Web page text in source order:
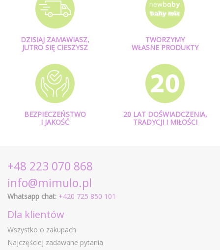
DZISIAJ ZAMAWIASZ,
JUTRO SIĘ CIESZYSZ
TWORZYMY
WŁASNE PRODUKTY
BEZPIECZEŃSTWO
I JAKOŚĆ
20 LAT DOŚWIADCZENIA,
TRADYCJI I MIŁOŚCI
+48 223 070 868
info@mimulo.pl
Whatsapp chat: +420 725 850 101
Dla klientów
Wszystko o zakupach
Najczęściej zadawane pytania